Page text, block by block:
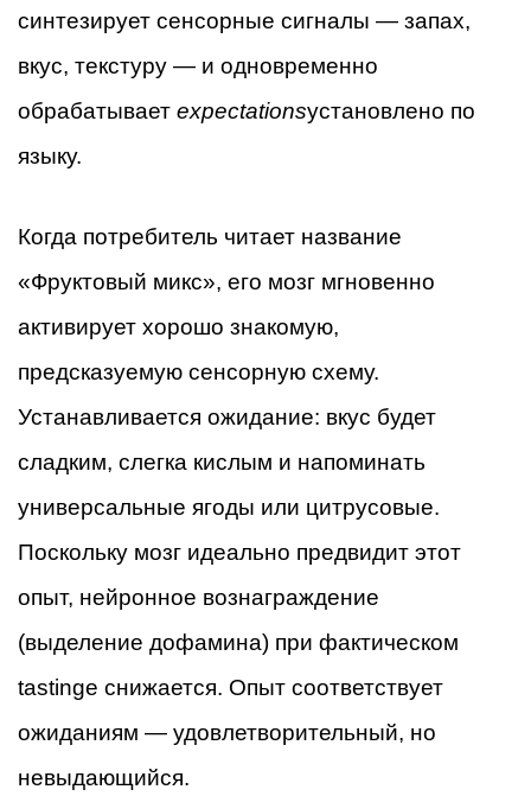
синтезирует сенсорные сигналы — запах,
вкус, текстуру — и одновременно
обрабатывает expectationsустановлено по
языку.
Когда потребитель читает название
«Фруктовый микс», его мозг мгновенно
активирует хорошо знакомую,
предсказуемую сенсорную схему.
Устанавливается ожидание: вкус будет
сладким, слегка кислым и напоминать
универсальные ягоды или цитрусовые.
Поскольку мозг идеально предвидит этот
опыт, нейронное вознаграждение
(выделение дофамина) при фактическом
tastingе снижается. Опыт соответствует
ожиданиям — удовлетворительный, но
невыдающийся.